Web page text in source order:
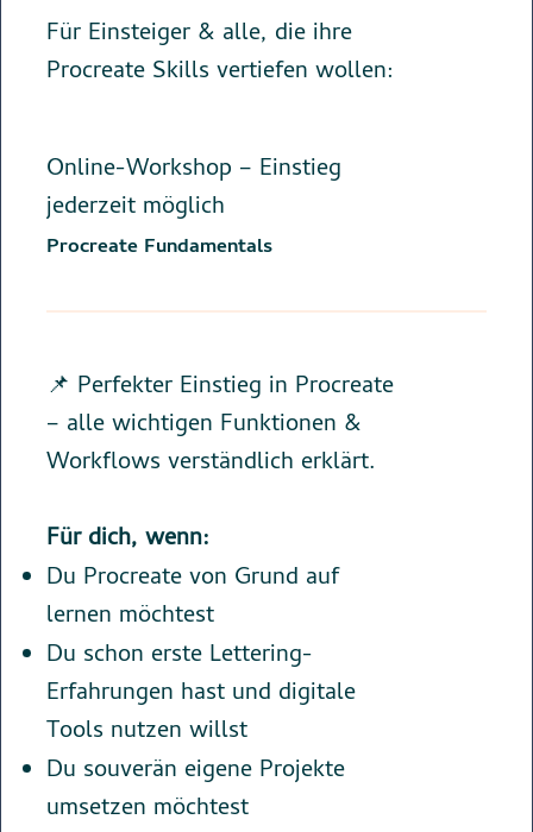
Für Einsteiger & alle, die ihre
Procreate Skills vertiefen wollen:
Online-Workshop – Einstieg
jederzeit möglich
Procreate Fundamentals
📌 Perfekter Einstieg in Procreate
– alle wichtigen Funktionen &
Workflows verständlich erklärt.
Für dich, wenn:
Du Procreate von Grund auf
lernen möchtest
Du schon erste Lettering-
Erfahrungen hast und digitale
Tools nutzen willst
Du souverän eigene Projekte
umsetzen möchtest